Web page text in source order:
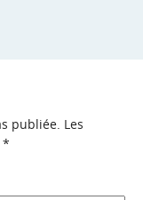
publiée. Les
*